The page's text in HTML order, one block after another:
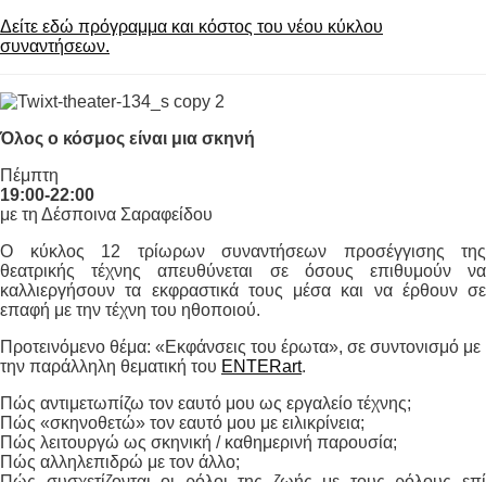
Δείτε εδώ πρόγραμμα και κόστος του νέου κύκλου
συναντήσεων.
Όλος ο κόσμος είναι μια σκηνή
Πέμπτη
19:00-22:00
με τη Δέσποινα Σαραφείδου
Ο κύκλος 12 τρίωρων συναντήσεων προσέγγισης της
θεατρικής τέχνης απευθύνεται σε όσους επιθυμούν να
καλλιεργήσουν τα εκφραστικά τους μέσα και να έρθουν σε
επαφή με την τέχνη του ηθοποιού.
Προτεινόμενο θέμα: «Εκφάνσεις του έρωτα», σε συντονισμό με
την παράλληλη θεματική του ENTERart.
Πώς αντιμετωπίζω τον εαυτό μου ως εργαλείο τέχνης;
Πώς «σκηνοθετώ» τον εαυτό μου με ειλικρίνεια;
Πώς λειτουργώ ως σκηνική / καθημερινή παρουσία;
Πώς αλληλεπιδρώ με τον άλλο;